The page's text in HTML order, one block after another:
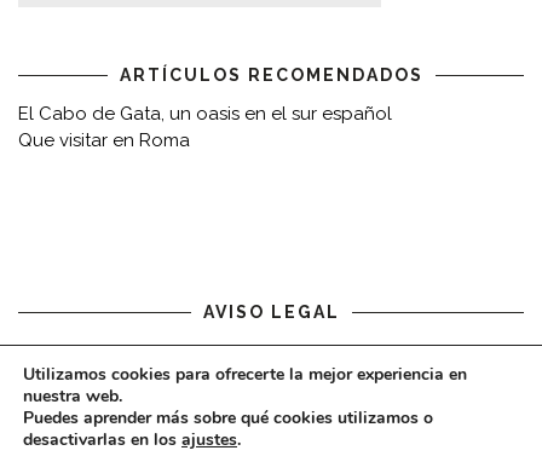
ARTÍCULOS RECOMENDADOS
El Cabo de Gata, un oasis en el sur español
Que visitar en Roma
AVISO LEGAL
Aviso legal
Utilizamos cookies para ofrecerte la mejor experiencia en
nuestra web.
Puedes aprender más sobre qué cookies utilizamos o
desactivarlas en los ajustes.